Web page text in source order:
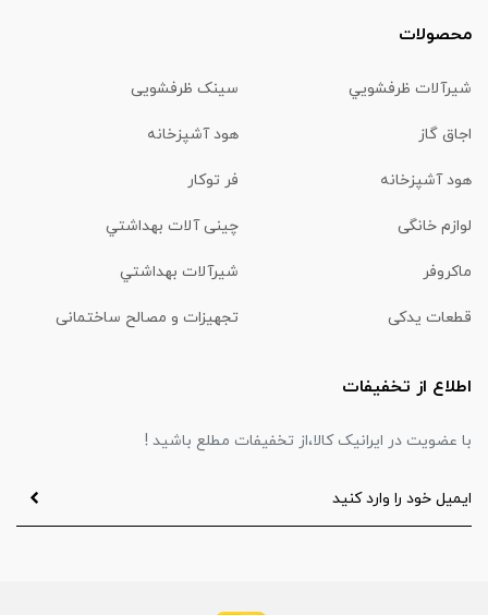
محصولات
شیرآلات ظرفشويي سینک ظرفشویی
اجاق گاز هود آشپزخانه
هود آشپزخانه فر توکار
لوازم خانگی چینی آلات بهداشتي
ماكروفر شیرآلات بهداشتي
قطعات یدکی تجهیزات و مصالح ساختمانی
اطلاع از تخفیفات
با عضویت در ایرانیک کالا،از تخفیفات مطلع باشید !